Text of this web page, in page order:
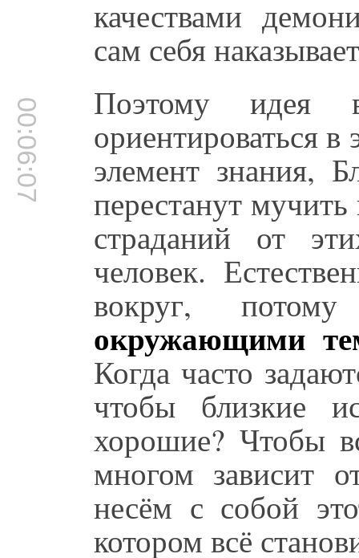
качествами
сам себя
00:06:07 Поэтому идея
ориентироваться в
элемент знания,
перестанут
страданий от
человек.
вокруг,
окружающими
Когда часто
чтобы близкие
хорошие? Чтобы
многом зависит
несём с собой
котором всё